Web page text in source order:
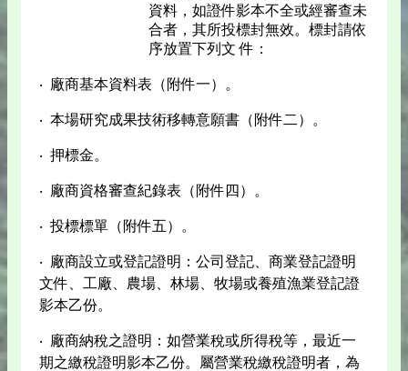
資料，如證件影本不全或經審查未
合者，其所投標封無效。標封請依
序放置下列文 件：
‧ 廠商基本資料表（附件一）。
‧ 本場研究成果技術移轉意願書（附件二）。
‧ 押標金。
‧ 廠商資格審查紀錄表（附件四）。
‧ 投標標單（附件五）。
‧ 廠商設立或登記證明：公司登記、商業登記證明
文件、工廠、農場、林場、牧場或養殖漁業登記證
影本乙份。
‧ 廠商納稅之證明：如營業稅或所得稅等，最近一
期之繳稅證明影本乙份。屬營業稅繳稅證明者，為